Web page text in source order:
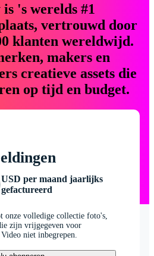
is 's werelds #1
vertrouwd door
klanten wereldwijd.
makers en
creatieve assets die
op tijd en budget.
USD per maand jaarlijks
gefactureerd
onze volledige collectie foto's,
zijn vrijgegeven voor
niet inbegrepen.